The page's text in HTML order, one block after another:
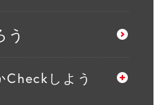
う
Checkしよう